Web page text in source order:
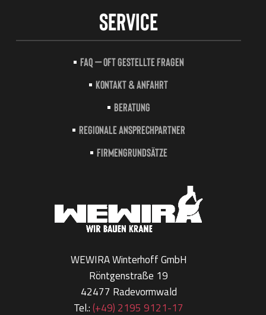
WEWIRA Winterhoff GmbH
Röntgenstraße 19
42477 Radevormwald
Tel.:(+49) 2195 9121-17
Service
FAQ – Oft gestellte Fragen
Kontakt & Anfahrt
Beratung
Regionale Ansprechpartner
Firmengrundsätze